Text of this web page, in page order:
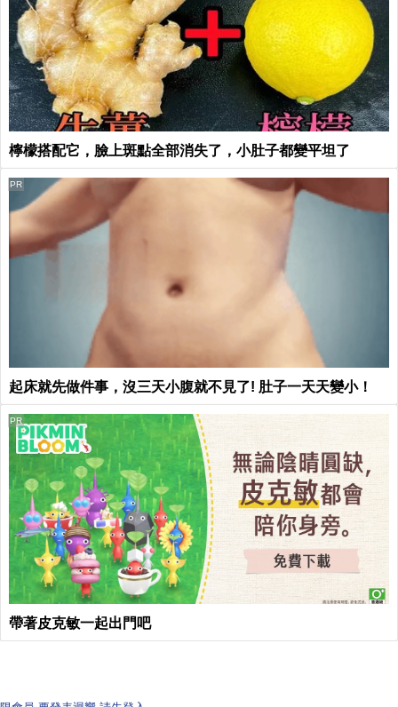
檸檬搭配它，臉上斑點全部消失了，小肚子都變平坦了
起床就先做件事，沒三天小腹就不見了! 肚子一天天變小！
PR
帶著皮克敏一起出門吧
PR